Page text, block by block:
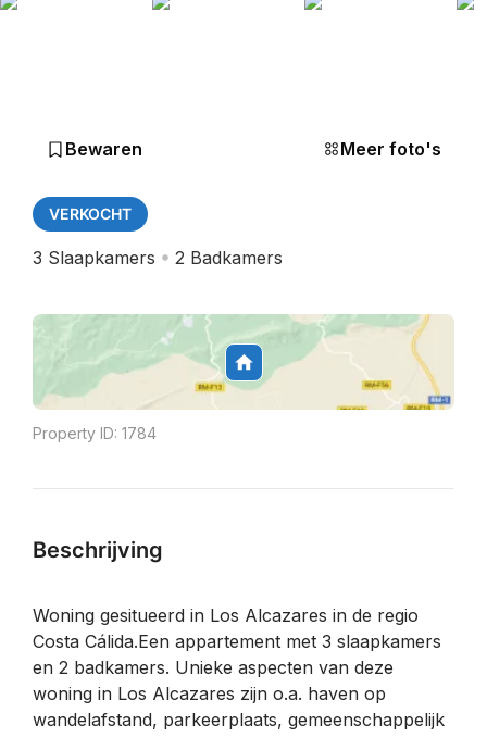
Bewaren Meer foto's
VERKOCHT
3 Slaapkamers 2 Badkamers
Property ID: 1784
Beschrijving
Woning gesitueerd in Los Alcazares in de regio
Costa Cálida.Een appartement met 3 slaapkamers
en 2 badkamers. Unieke aspecten van deze
woning in Los Alcazares zijn o.a. haven op
wandelafstand, parkeerplaats, gemeenschappelijk